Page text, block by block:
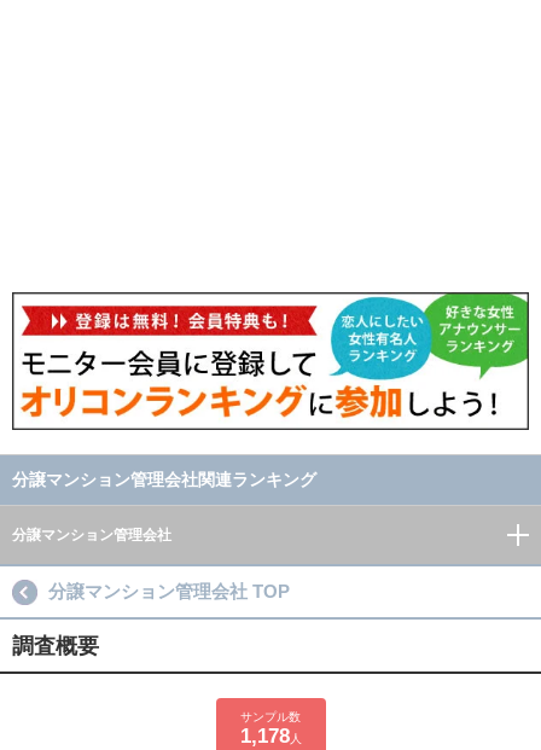
分譲マンション管理会社関連ランキング
分譲マンション管理会社
分譲マンション管理会社 TOP
調査概要
サンプル数
1,178人